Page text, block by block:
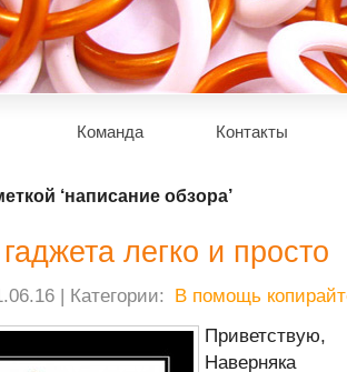
Команда Контакты
‘написание обзора’
легко и просто
| Категории:
В помощь
Наверняка